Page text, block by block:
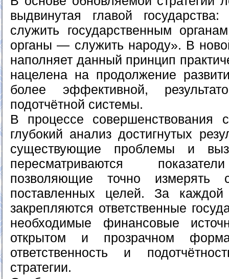
выдвинутая главой
служить государственным
органы — служить народу». В
наполняет данный принцип
нацелена на продолжение
более эффективной,
подотчётной системы.
В процессе совершенствования
глубокий анализ достигнутых
существующие проблемы и
пересматриваются
позволяющие точно измерять
поставленных целей. За каждой
закрепляются ответственные
необходимые финансовые
открытом и прозрачном
ответственность и
стратегии.